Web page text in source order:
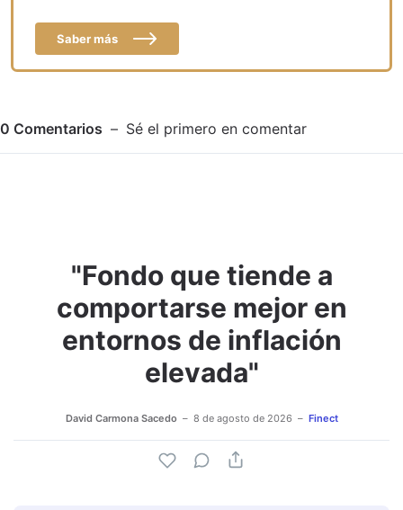
Saber más
0 Comentarios Sé el primero en comentar
Adjuntar imagen Comentar
"Fondo que tiende a
comportarse mejor en
entornos de inflación
elevada"
David Carmona Sacedo 8 de agosto de 2026 Finect